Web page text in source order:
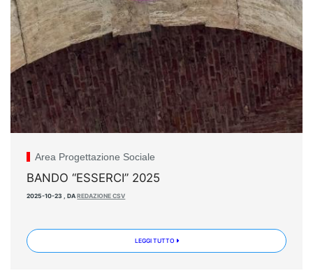
Area Progettazione Sociale
BANDO “ESSERCI” 2025
2025-10-23 ,DAREDAZIONE CSV
LEGGI TUTTO